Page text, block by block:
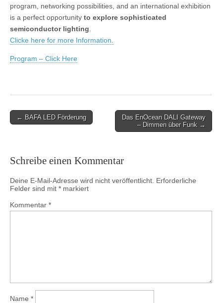
program, networking possibilities, and an international exhibition
is a perfect opportunity to explore sophisticated
semiconductor lighting
Clicke here for more Information.
Program – Click Here
Post navigation
← BAFA LED Förderung
Das EnOcean DALI Gateway
– Dimmen über Funk →
Schreibe einen Kommentar
Deine E-Mail-Adresse wird nicht veröffentlicht. Erforderliche
Felder sind mit * markiert
Kommentar *
Name *